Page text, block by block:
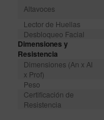
Altavoces
Lector de Huellas
Desbloqueo Facial
Dimensiones y
Resistencia
Dimensiones (An x Al
x Prof)
Peso
Certificación de
Resistencia